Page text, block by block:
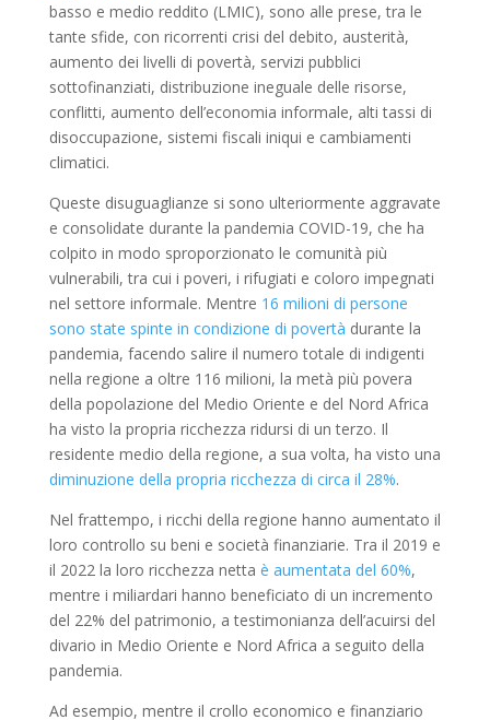
basso e medio reddito (LMIC), sono alle prese, tra le
tante sfide, con ricorrenti crisi del debito, austerità,
aumento dei livelli di povertà, servizi pubblici
sottofinanziati, distribuzione ineguale delle risorse,
conflitti, aumento dell’economia informale, alti tassi di
disoccupazione, sistemi fiscali iniqui e cambiamenti
climatici.
Queste disuguaglianze si sono ulteriormente aggravate
e consolidate durante la pandemia COVID-19, che ha
colpito in modo sproporzionato le comunità più
vulnerabili, tra cui i poveri, i rifugiati e coloro impegnati
nel settore informale. Mentre 16 milioni di persone
sono state spinte in condizione di povertà durante la
pandemia, facendo salire il numero totale di indigenti
nella regione a oltre 116 milioni, la metà più povera
della popolazione del Medio Oriente e del Nord Africa
ha visto la propria ricchezza ridursi di un terzo. Il
residente medio della regione, a sua volta, ha visto una
diminuzione della propria ricchezza di circa il 28%.
Nel frattempo, i ricchi della regione hanno aumentato il
loro controllo su beni e società finanziarie. Tra il 2019 e
il 2022 la loro ricchezza netta è aumentata del 60%,
mentre i miliardari hanno beneficiato di un incremento
del 22% del patrimonio, a testimonianza dell’acuirsi del
divario in Medio Oriente e Nord Africa a seguito della
pandemia.
Ad esempio, mentre il crollo economico e finanziario